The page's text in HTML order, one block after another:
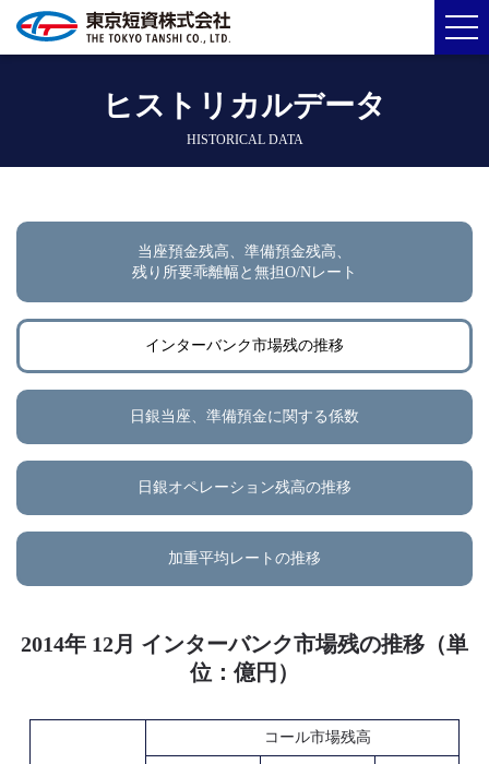
ヒストリカルデータ
HISTORICAL DATA
当座預金残高、準備預金残高、
残り所要乖離幅と無担O/Nレート
インターバンク市場残の推移
日銀当座、準備預金に関する係数
日銀オペレーション残高の推移
加重平均レートの推移
2014年 12月 インターバンク市場残の推移（単
位：億円）
コール市場残高